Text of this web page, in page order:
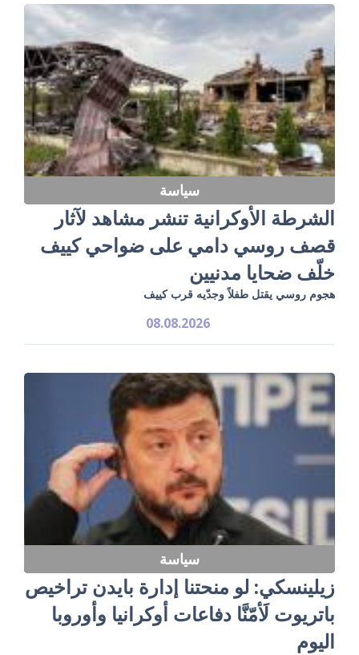
سياسة
الشرطة الأوكرانية تنشر مشاهد لآثار
قصف روسي دامي على ضواحي كييف
خلّف ضحايا مدنيين
هجوم روسي يقتل طفلاً وجدّيه قرب كييف
08.08.2026
سياسة
زيلينسكي: لو منحتنا إدارة بايدن تراخيص
باتريوت لَأمّنَّا دفاعات أوكرانيا وأوروبا
اليوم